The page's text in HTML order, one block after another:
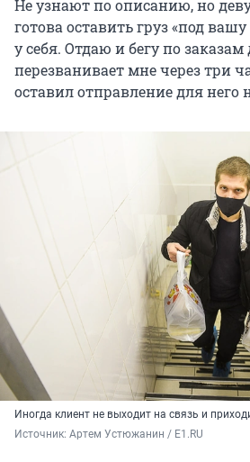
Не узнают по описанию, но
готова оставить груз «под вашу
у себя. Отдаю и бегу по
перезванивает мне через три
оставил отправление для него
Иногда клиент не выходит на связь и
Источник: Артем Устюжанин / E1.RU